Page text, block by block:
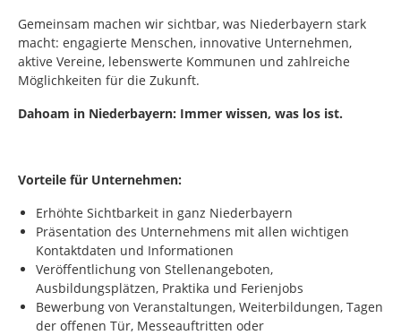
Gemeinsam machen wir sichtbar, was Niederbayern stark
macht: engagierte Menschen, innovative Unternehmen,
aktive Vereine, lebenswerte Kommunen und zahlreiche
Möglichkeiten für die Zukunft.
Dahoam in Niederbayern: Immer wissen, was los ist.
Vorteile für Unternehmen:
Erhöhte Sichtbarkeit in ganz Niederbayern
Präsentation des Unternehmens mit allen wichtigen
Kontaktdaten und Informationen
Veröffentlichung von Stellenangeboten,
Ausbildungsplätzen, Praktika und Ferienjobs
Bewerbung von Veranstaltungen, Weiterbildungen, Tagen
der offenen Tür, Messeauftritten oder